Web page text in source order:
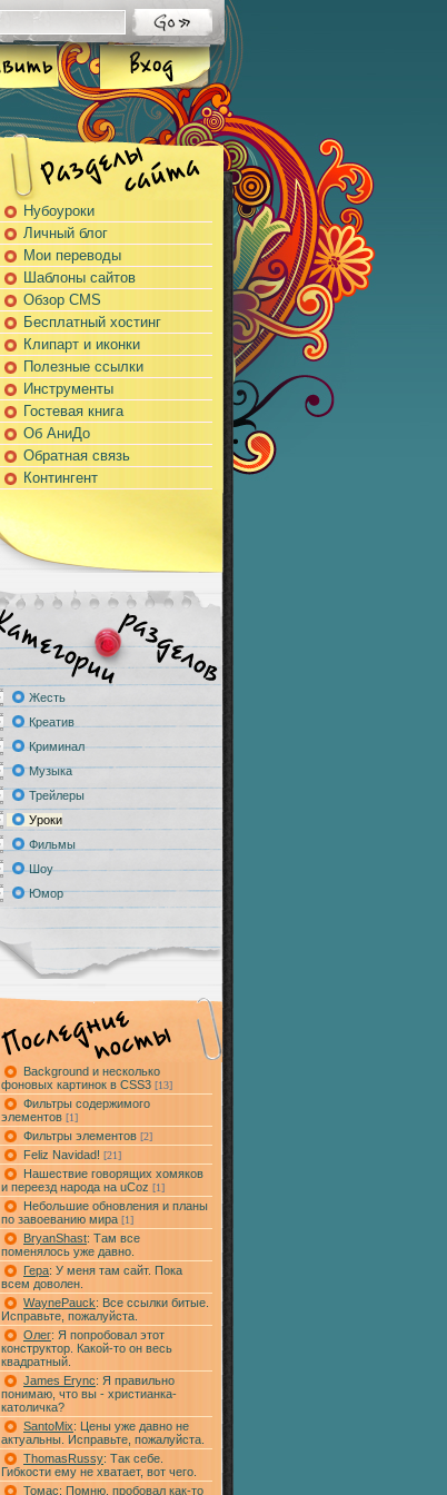
Нубоуроки
Личный блог
Мои переводы
Шаблоны сайтов
Обзор CMS
Бесплатный хостинг
Клипарт и иконки
Полезные ссылки
Инструменты
Гостевая книга
Об АниДо
Обратная связь
Контингент
Жесть
Креатив
Криминал
Музыка
Трейлеры
Уроки
Фильмы
Шоу
Юмор
Background и несколько
фоновых картинок в CSS3 [13]
Фильтры содержимого
элементов [1]
Фильтры элементов [2]
Feliz Navidad! [21]
Нашествие говорящих хомяков
и переезд народа на uCoz [1]
Небольшие обновления и планы
по завоеванию мира [1]
BryanShast: Там все
поменялось уже давно.
Гера: У меня там сайт. Пока
всем доволен.
WaynePauck: Все ссылки битые.
Исправьте, пожалуйста.
Олег: Я попробовал этот
конструктор. Какой-то он весь
квадратный.
James Erync: Я правильно
понимаю, что вы - христианка-
католичка?
SantoMix: Цены уже давно не
актуальны. Исправьте, пожалуйста.
ThomasRussy: Так себе.
Гибкости ему не хватает, вот чего.
Томас: Помню, пробовал как-то